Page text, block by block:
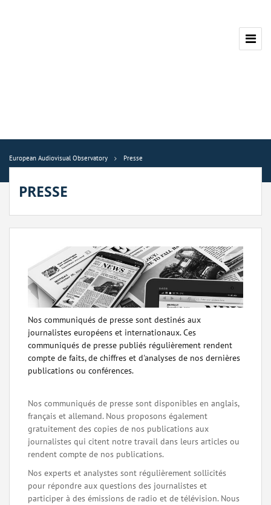
European Audiovisual Observatory Presse
PRESSE
Nos communiqués de presse sont destinés aux
journalistes européens et internationaux. Ces
communiqués de presse publiés régulièrement rendent
compte de faits, de chiffres et d'analyses de nos dernières
publications ou conférences.
Nos communiqués de presse sont disponibles en anglais,
français et allemand. Nous proposons également
gratuitement des copies de nos publications aux
journalistes qui citent notre travail dans leurs articles ou
rendent compte de nos publications.
Nos experts et analystes sont régulièrement sollicités
pour répondre aux questions des journalistes et
participer à des émissions de radio et de télévision. Nous